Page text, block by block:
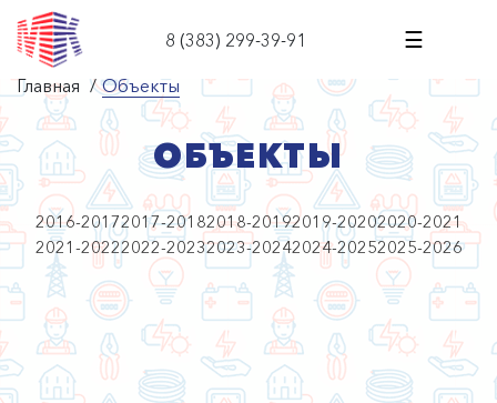
8 (383) 299-39-91 ☰
Главная / Объекты
ОБЪЕКТЫ
2016-20172017-20182018-20192019-20202020-2021
2021-20222022-20232023-20242024-20252025-2026